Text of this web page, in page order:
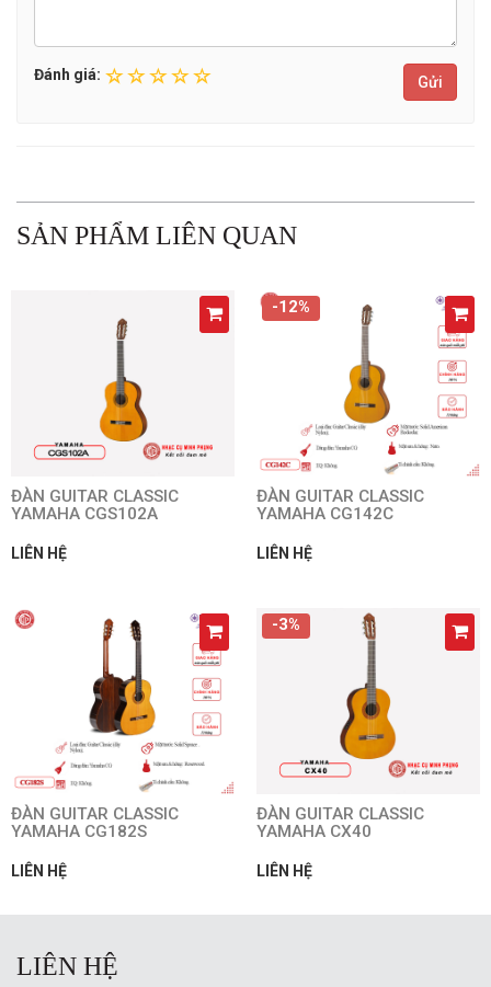
Đánh giá: Gửi
SẢN PHẨM LIÊN QUAN
ĐÀN GUITAR CLASSIC
YAMAHA CGS102A
LIÊN HỆ
-12%
ĐÀN GUITAR CLASSIC
YAMAHA CG142C
LIÊN HỆ
ĐÀN GUITAR CLASSIC
YAMAHA CG182S
LIÊN HỆ
-3%
ĐÀN GUITAR CLASSIC
YAMAHA CX40
LIÊN HỆ
LIÊN HỆ